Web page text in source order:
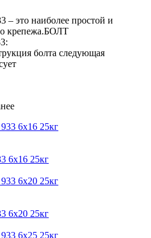
– это наиболее простой и
крепежа.БОЛТ
болта следующая
6х16 25кг
6х20 25кг